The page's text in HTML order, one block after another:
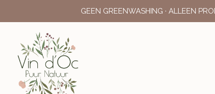
GEEN GREENWASHING · ALLEEN